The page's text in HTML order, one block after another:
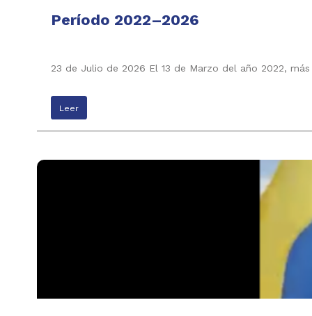
Período 2022–2026
23 de Julio de 2026 El 13 de Marzo del año 2022,
Leer